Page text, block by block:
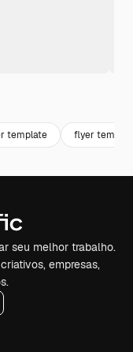
template flyer
seu melhor trabalho.
empresas,